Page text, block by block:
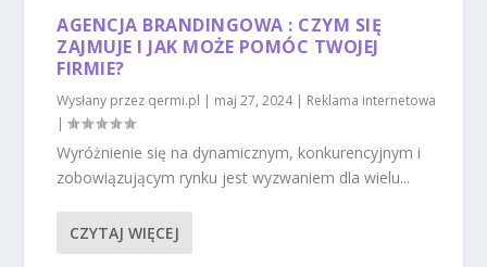
AGENCJA BRANDINGOWA : CZYM SIĘ
ZAJMUJE I JAK MOŻE POMÓC TWOJEJ
FIRMIE?
Wysłany przez qermi.pl | maj 27, 2024| Reklama internetowa
|
Wyróżnienie się na dynamicznym, konkurencyjnym i
zobowiązującym rynku jest wyzwaniem dla wielu...
CZYTAJ WIĘCEJ